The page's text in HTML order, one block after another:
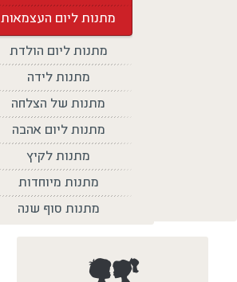
מתנות ליום העצמאות
מתנות ליום הולדת
מתנות לידה
מתנות של הצלחה
מתנות ליום אהבה
מתנות לקיץ
מתנות מיוחדות
מתנות סוף שנה